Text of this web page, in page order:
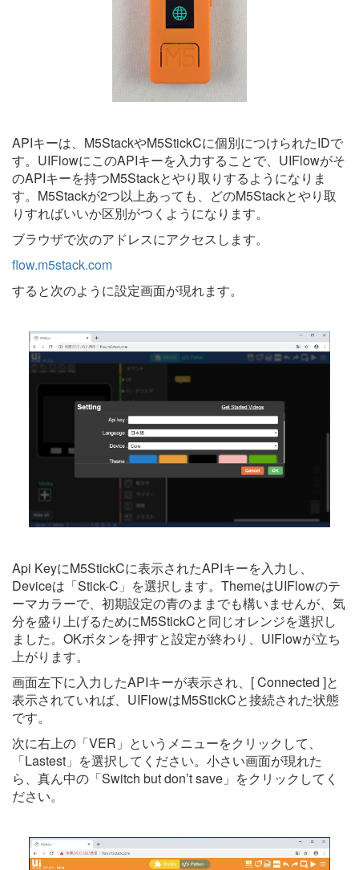
APIキーは、M5StackやM5StickCに個別につけられたIDで
す。UIFlowにこのAPIキーを入力することで、UIFlowがそ
のAPIキーを持つM5Stackとやり取りするようになりま
す。M5Stackが2つ以上あっても、どのM5Stackとやり取
りすればいいか区別がつくようになります。
ブラウザで次のアドレスにアクセスします。
flow.m5stack.com
すると次のように設定画面が現れます。
Api KeyにM5StickCに表示されたAPIキーを入力し、
Deviceは「Stick-C」を選択します。ThemeはUIFlowのテ
ーマカラーで、初期設定の青のままでも構いませんが、気
分を盛り上げるためにM5StickCと同じオレンジを選択し
ました。OKボタンを押すと設定が終わり、UIFlowが立ち
上がります。
画面左下に入力したAPIキーが表示され、[ Connected ]と
表示されていれば、UIFlowはM5StickCと接続された状態
です。
次に右上の「VER」というメニューをクリックして、
「Lastest」を選択してください。小さい画面が現れた
ら、真ん中の「Switch but don’t save」をクリックしてく
ださい。